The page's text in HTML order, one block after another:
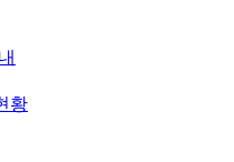
황